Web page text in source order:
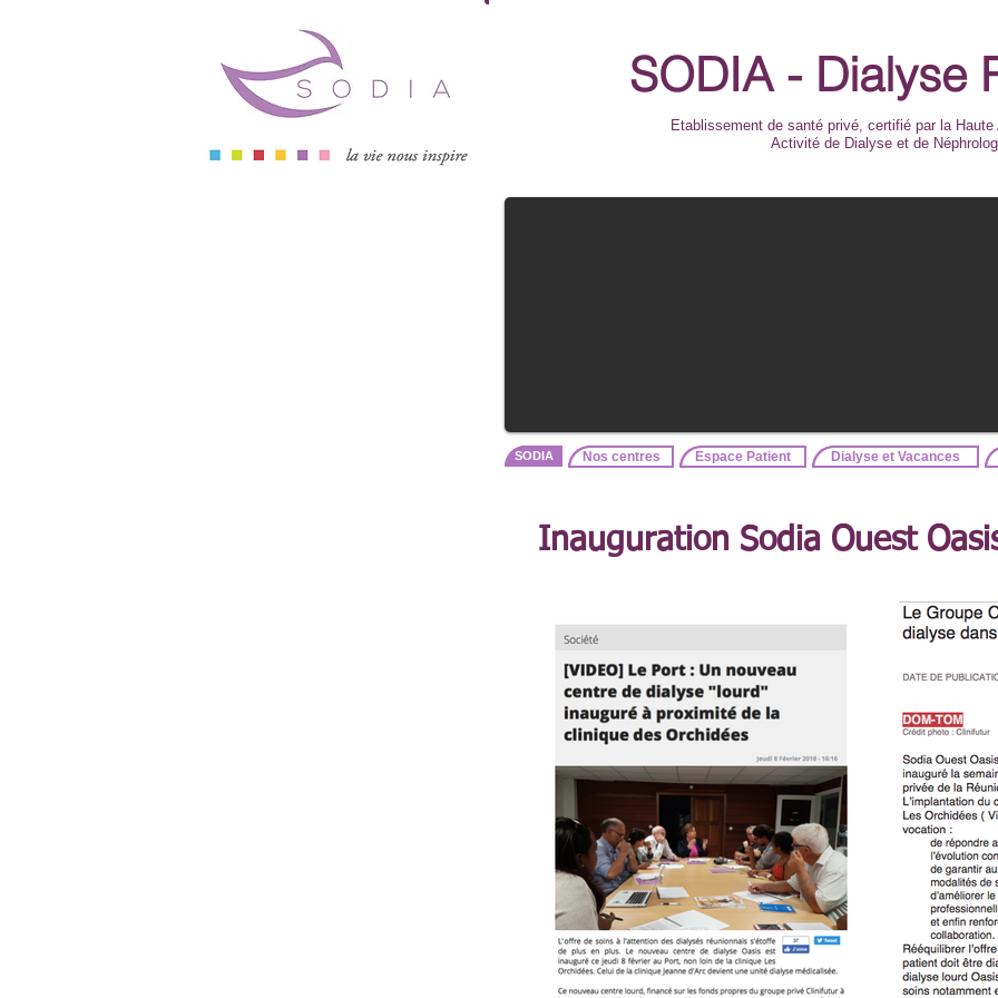
SODIA - Dialyse
Etablissement de santé privé, certifié par la Haute
Activité de Dialyse et de
SODIA Nos centres Espace Patient Dialyse et Vacances
Inauguration Sodia Ouest